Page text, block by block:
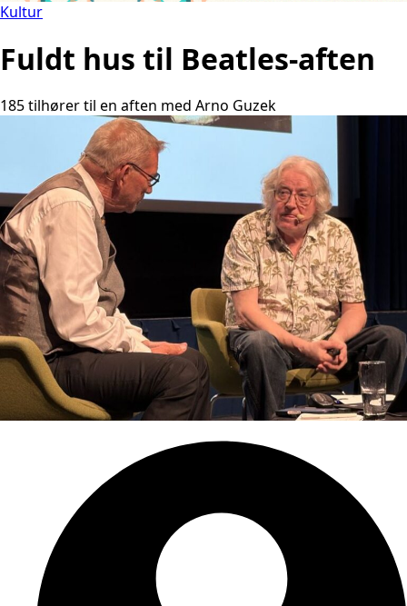
Kultur
Fuldt hus til Beatles-aften
185 tilhører til en aften med Arno Guzek